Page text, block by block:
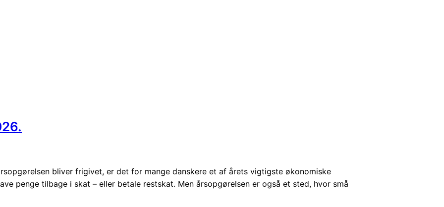
bliver frigivet, er det for mange danskere et af årets vigtigste økonomiske
penge tilbage i skat – eller betale restskat. Men årsopgørelsen er også et sted, hvor små